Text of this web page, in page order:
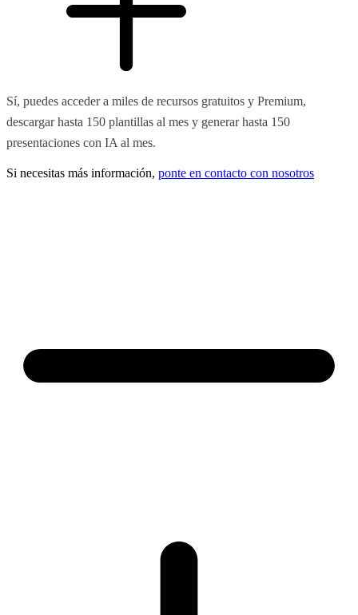
Sí, puedes acceder a miles de recursos gratuitos y Premium,
descargar hasta 150 plantillas al mes y generar hasta 150
presentaciones con IA al mes.
Si necesitas más información, ponte en contacto con nosotros